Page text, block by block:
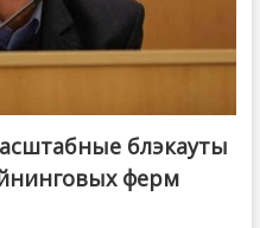
блэкауты
ферм